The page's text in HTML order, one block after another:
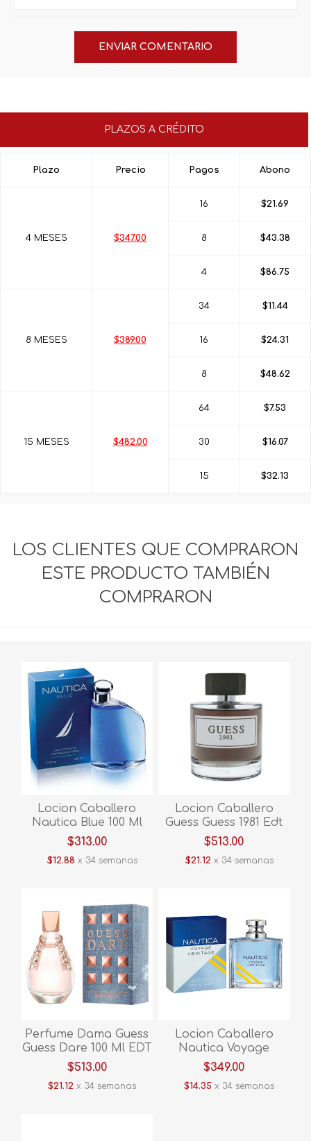
PLAZOS A CRÉDITO
Plazo Precio Pagos Abono
4 MESES $347.00
16 $21.69
8 $43.38
4 $86.75
8 MESES $389.00
34 $11.44
16 $24.31
8 $48.62
15 MESES $482.00
64 $7.53
30 $16.07
15 $32.13
LOS CLIENTES QUE COMPRARON
ESTE PRODUCTO TAMBIÉN
COMPRARON
Locion Caballero
Nautica Blue 100 Ml
Eau De Toilette
HNAUB
$313.00
$12.88 x 34 semanas
Locion Caballero
Guess Guess 1981 Edt
100ml Hgue1981
$513.00
$21.12 x 34 semanas
Perfume Dama Guess
Guess Dare 100 Ml EDT
MGUED
$513.00
$21.12 x 34 semanas
Locion Caballero
Nautica Voyage
Heritage Edt Hnauvh
$349.00
$14.35 x 34 semanas